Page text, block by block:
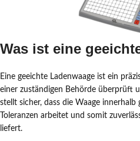
Was ist eine
Eine geeichte Ladenwaage ist ein
einer zuständigen Behörde überprüft
stellt sicher, dass die Waage innerhalb
Toleranzen arbeitet und somit
liefert.